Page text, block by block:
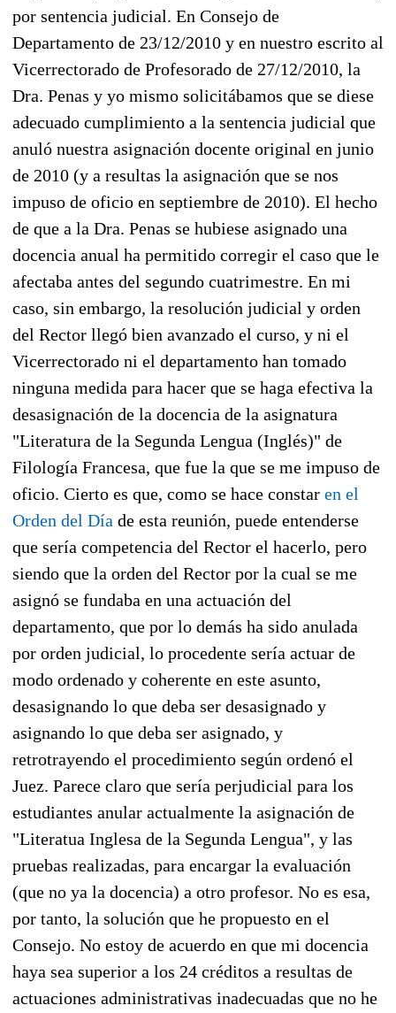
por sentencia judicial. En Consejo de
Departamento de 23/12/2010 y en nuestro escrito al
Vicerrectorado de Profesorado de 27/12/2010, la
Dra. Penas y yo mismo solicitábamos que se diese
adecuado cumplimiento a la sentencia judicial que
anuló nuestra asignación docente original en junio
de 2010 (y a resultas la asignación que se nos
impuso de oficio en septiembre de 2010). El hecho
de que a la Dra. Penas se hubiese asignado una
docencia anual ha permitido corregir el caso que le
afectaba antes del segundo cuatrimestre. En mi
caso, sin embargo, la resolución judicial y orden
del Rector llegó bien avanzado el curso, y ni el
Vicerrectorado ni el departamento han tomado
ninguna medida para hacer que se haga efectiva la
desasignación de la docencia de la asignatura
"Literatura de la Segunda Lengua (Inglés)" de
Filología Francesa, que fue la que se me impuso de
oficio. Cierto es que, como se hace constar en el
Orden del Día de esta reunión, puede entenderse
que sería competencia del Rector el hacerlo, pero
siendo que la orden del Rector por la cual se me
asignó se fundaba en una actuación del
departamento, que por lo demás ha sido anulada
por orden judicial, lo procedente sería actuar de
modo ordenado y coherente en este asunto,
desasignando lo que deba ser desasignado y
asignando lo que deba ser asignado, y
retrotrayendo el procedimiento según ordenó el
Juez. Parece claro que sería perjudicial para los
estudiantes anular actualmente la asignación de
"Literatua Inglesa de la Segunda Lengua", y las
pruebas realizadas, para encargar la evaluación
(que no ya la docencia) a otro profesor. No es esa,
por tanto, la solución que he propuesto en el
Consejo. No estoy de acuerdo en que mi docencia
haya sea superior a los 24 créditos a resultas de
actuaciones administrativas inadecuadas que no he